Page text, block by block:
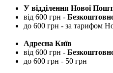
У відділення Нової
від 600 грн -
до 600 грн - за тарифом
Адресна Київ
від 600 грн -
до 600 грн - 50 грн